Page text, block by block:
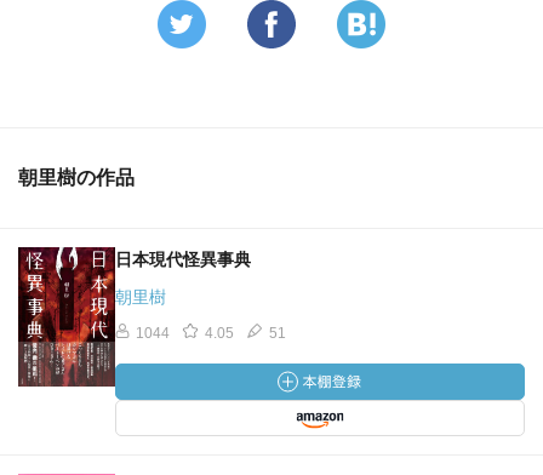
朝里樹の作品
日本現代怪異事典
朝里樹
1044 4.05 51